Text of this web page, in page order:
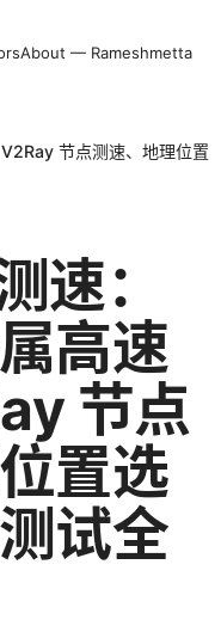
About — Rameshmetta
节点测速、地理位置
速：
高速
节点
置选
试全